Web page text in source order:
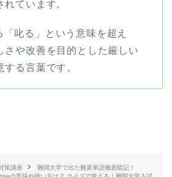
ています。
叱る」という意味を超え
さや改善を目的とした厳しい
る言葉です。
策講座
難関大学で出た難英単語徹底暗記！